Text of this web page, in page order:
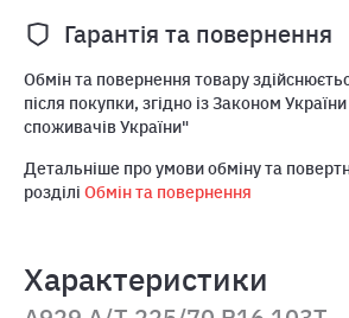
Гарантія та повернення
Обмін та повернення товару
після покупки, згідно із Законом
споживачів України"
Детальніше про умови обміну та
розділі Обмін та повернення
Характеристики